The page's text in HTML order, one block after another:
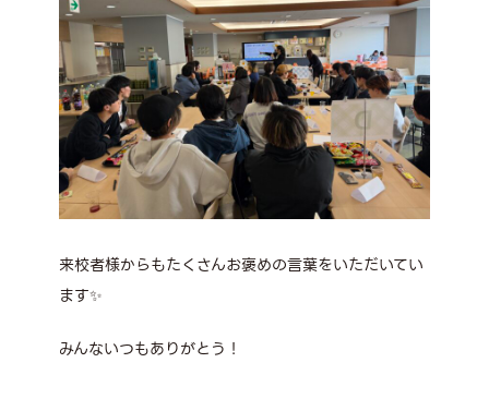
来校者様からもたくさんお褒めの言葉をいただいてい
ます✨
みんないつもありがとう！